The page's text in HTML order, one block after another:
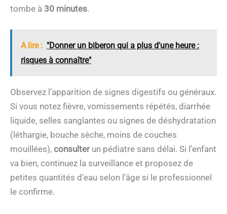
tombe à 30 minutes.
A lire : "Donner un biberon qui a plus d'une heure :
risques à connaître"
Observez l’apparition de signes digestifs ou généraux.
Si vous notez fièvre, vomissements répétés, diarrhée
liquide, selles sanglantes ou signes de déshydratation
(léthargie, bouche sèche, moins de couches
mouillées), consulterun pédiatre sans délai. Si l’enfant
va bien, continuez la surveillance et proposez de
petites quantités d’eau selon l’âge si le professionnel
le confirme.